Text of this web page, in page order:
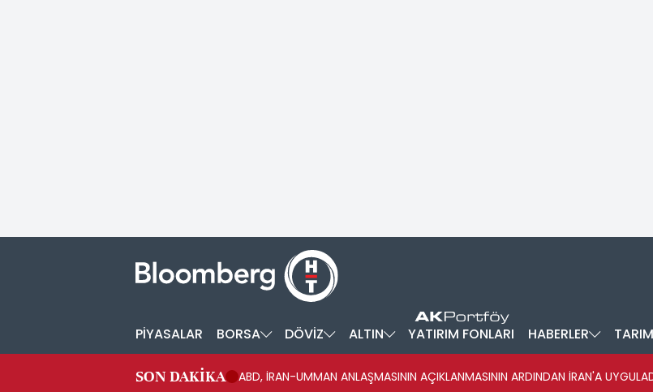
PİYASALAR BORSA DÖVİZ ALTIN YATIRIM FONLARI HABERLER TARIM
SON DAKİKA ABD, İRAN-UMMAN ANLAŞMASININ AÇIKLANMASININ ARDINDAN İRAN'A